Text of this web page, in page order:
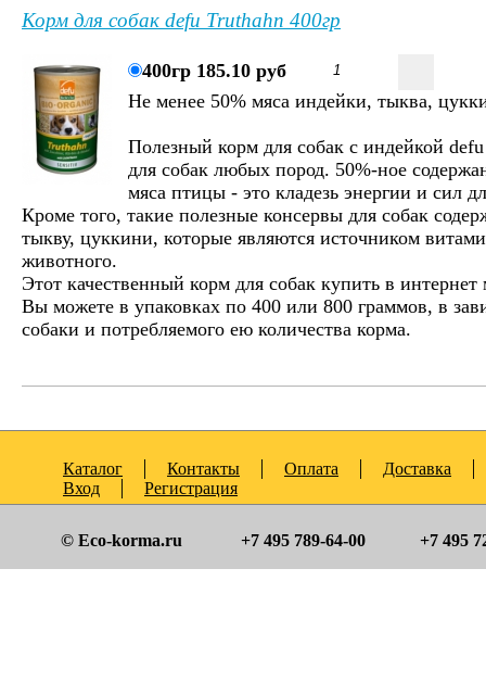
Корм для собак defu Truthahn 400гр
400гр 185.10 руб
Не менее 50% мяса индейки, тыква,
Полезный корм для собак с индейкой
для собак любых пород. 50%-ное
мяса птицы - это кладезь энергии и сил
Кроме того, такие полезные консервы для собак
тыкву, цуккини, которые являются источником
животного.
Этот качественный корм для собак купить в интернет
Вы можете в упаковках по 400 или 800 граммов, в
собаки и потребляемого ею количества корма.
Каталог Контакты Оплата
Доставка
Вход
Регистрация
© Eco-korma.ru +7 495 789-64-00 +7 495